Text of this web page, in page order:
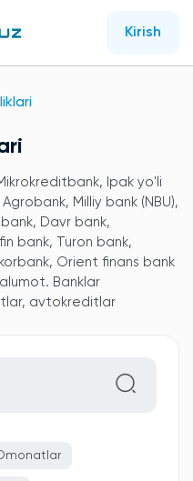
Kirish
Ipak yo'li
Milliy bank (NBU),
Davr bank,
bank, Turon bank,
Orient finans bank
Banklar
avtokreditlar